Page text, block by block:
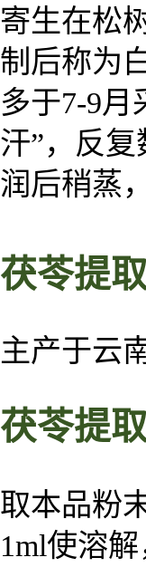
寄生在松
制后称为
多于7-9月
汗”，反
润后稍蒸
茯苓提
主产于云
茯苓提
取本品粉
1ml使溶